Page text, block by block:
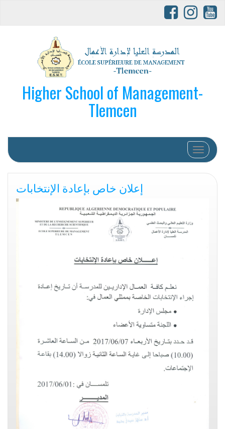
Higher School of Management-
Tlemcen
Afficher/
إعلان خاص بإعادة الإنتخابات